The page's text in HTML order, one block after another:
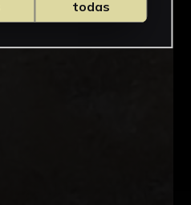
todas